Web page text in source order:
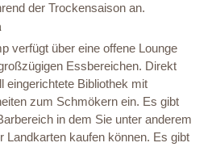
der Trockensaison an.
verfügt über eine offene Lounge
Essbereichen. Direkt
eingerichtete Bibliothek mit
zum Schmökern ein. Es gibt
in dem Sie unter anderem
Landkarten kaufen können. Es gibt